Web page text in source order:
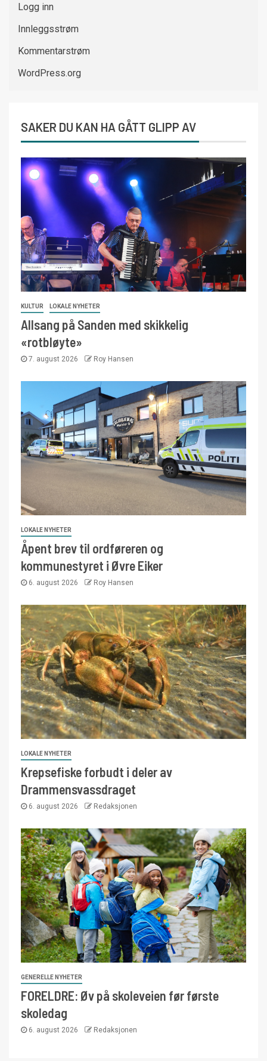
Logg inn
Innleggsstrøm
Kommentarstrøm
WordPress.org
SAKER DU KAN HA GÅTT GLIPP AV
KULTUR LOKALE NYHETER
Allsang på Sanden med skikkelig
«rotbløyte»
7. august 2026 Roy Hansen
LOKALE NYHETER
Åpent brev til ordføreren og
kommunestyret i Øvre Eiker
6. august 2026 Roy Hansen
LOKALE NYHETER
Krepsefiske forbudt i deler av
Drammensvassdraget
6. august 2026 Redaksjonen
GENERELLE NYHETER
FORELDRE: Øv på skoleveien før første
skoledag
6. august 2026 Redaksjonen